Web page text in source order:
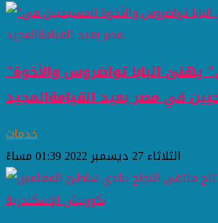
"الشيمي" يهنئ البابا تواضروس والأخوة
خدمات
الثلاثاء 27 ديسمبر 2022 01:39 مساءً